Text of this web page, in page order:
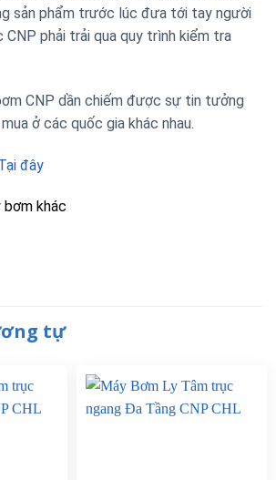
sản phẩm trước lúc đưa tới tay người
CNP phải trải qua quy trình kiểm tra
CNP dần chiếm được sự tin tưởng
ở các quốc gia khác nhau.
đây
bơm khác
tự